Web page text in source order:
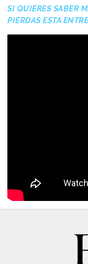
SI QUIERES SABER
PIERDAS ESTA